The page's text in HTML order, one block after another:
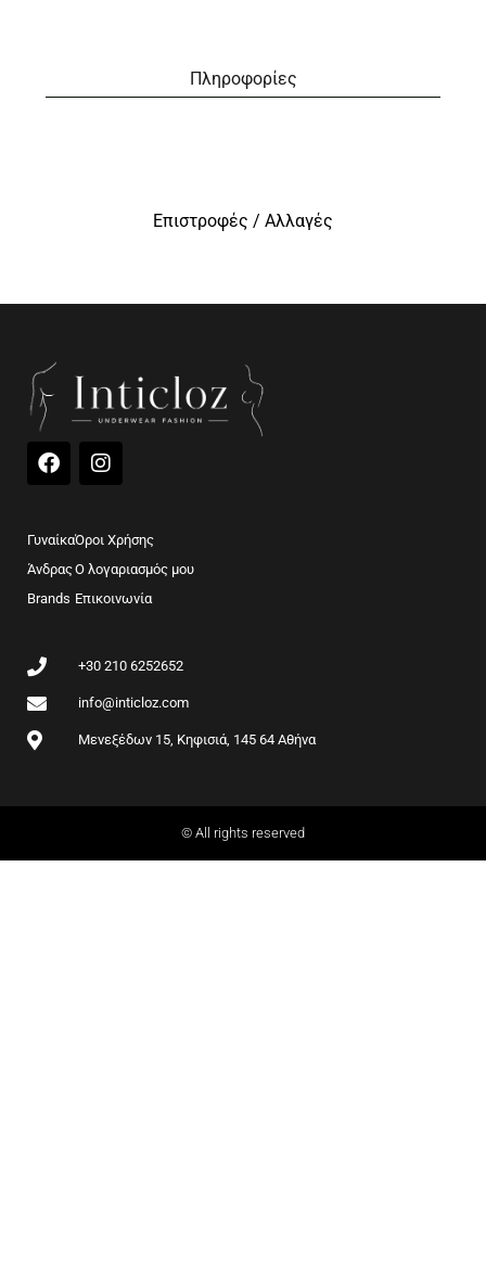
Πληροφορίες
Επιστροφές / Αλλαγές
F
a
b
o
o
k
I
n
a
r
a
Γυναίκα
Άνδρας
Brands
Όροι Χρήσης
Ο λογαριασμός μου
Επικοινωνία
+30 210 6252652
info@inticloz.com
Μενεξέδων 15, Κηφισιά, 145 64 Αθήνα
© All rights reserved